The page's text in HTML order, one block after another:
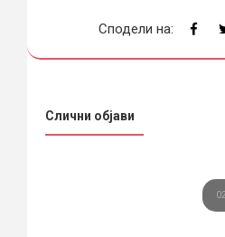
Сподели на:
Слични објави